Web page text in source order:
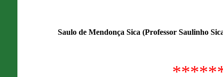
Saulo de Mendonça Sica (Professor Saulinho